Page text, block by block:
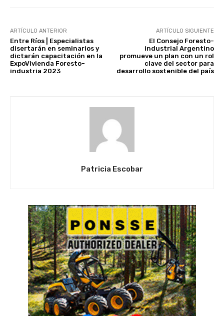
ARTÍCULO ANTERIOR
Entre Ríos | Especialistas
disertarán en seminarios y
dictarán capacitación en la
ExpoVivienda Foresto-
industria 2023
ARTÍCULO SIGUIENTE
El Consejo Foresto-
industrial Argentino
promueve un plan con un rol
clave del sector para
desarrollo sostenible del país
Patricia Escobar